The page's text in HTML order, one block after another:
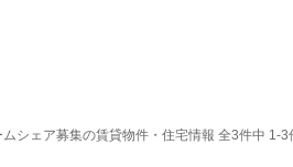
シェア募集の賃貸物件・住宅情報 全3件中 1-3